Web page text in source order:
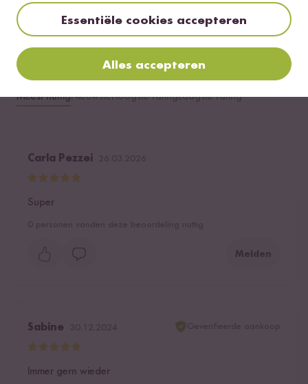
Beoordeel dit product
Meest nuttigNieuwsteHoogste ratingLaagste rating
Carla Pezzei
Super
Melden
Sabine
Immer gern wieder
Essentiële cookies accepteren
Alles accepteren